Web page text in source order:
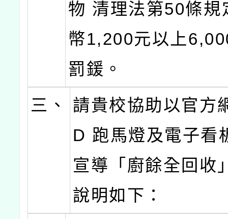
物 清理法第50條規
幣1,200元以上
罰鍰。
三、
請貴校協助以官方
D 跑馬燈及電子看
宣導「廚餘全回收
說明如下：